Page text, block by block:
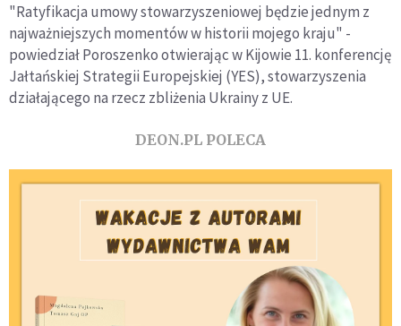
"Ratyfikacja umowy stowarzyszeniowej będzie jednym z
najważniejszych momentów w historii mojego kraju" -
powiedział Poroszenko otwierając w Kijowie 11. konferencję
Jałtańskiej Strategii Europejskiej (YES), stowarzyszenia
działającego na rzecz zbliżenia Ukrainy z UE.
DEON.PL POLECA